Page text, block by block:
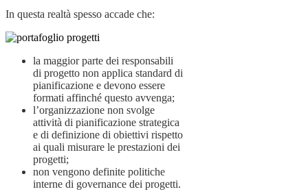
In questa realtà spesso accade che:
la maggior parte dei responsabili
di progetto non applica standard di
pianificazione e devono essere
formati affinché questo avvenga;
l’organizzazione non svolge
attività di pianificazione strategica
e di definizione di obiettivi rispetto
ai quali misurare le prestazioni dei
progetti;
non vengono definite politiche
interne di governance dei progetti.